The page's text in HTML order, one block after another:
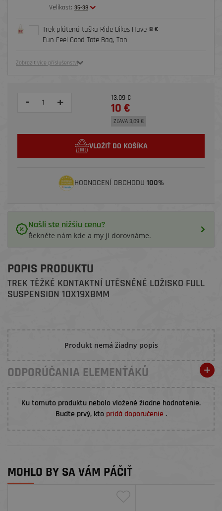
Velikost: 35-38
Trek plátená taška Ride Bikes Have
Fun Feel Good Tote Bag, Tan
8 €
Zobrazit více příslušenství
- + 13,09 €
10 €
ZĽAVA 3,09 €
VLOŽIŤ DO KOŠÍKA
HODNOCENÍ OBCHODU 100%
Našli ste nižšiu cenu?
Řekněte nám kde a my ji dorovnáme.
POPIS PRODUKTU
TREK TĚŽKÉ KONTAKTNÍ UTĚSNĚNÉ LOŽISKO FULL
SUSPENSION 10X19X8MM
Produkt nemá žiadny popis
ODPORÚČANIA ELEMENŤÁKŮ
Ku tomuto produktu nebolo vložené žiadne hodnotenie.
Budte prvý, kto pridá doporučenie .
MOHLO BY SA VÁM PÁČIŤ